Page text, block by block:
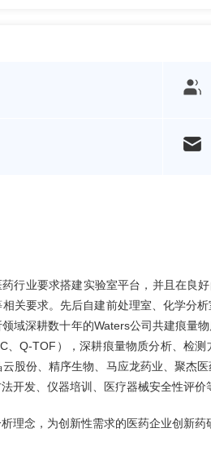
行业要求搭建实验室平台，并且在良
关要求。先后自建前处理室、化学分
域深耕数十年的Waters公司共建痕量
、Q-TOF），深耕痕量物质分析、检
股份、精序生物、马应龙药业、聚杰
开发、仪器培训、医疗器械安全性评价
理念，为创新性需求的医药企业创新药